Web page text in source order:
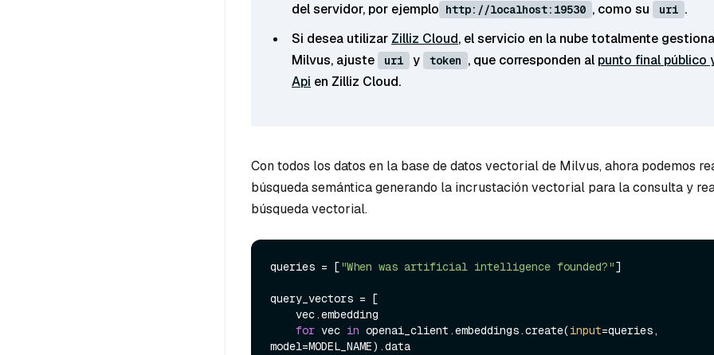
del servidor, por ejemplo http://localhost:19530 , como su uri .
Si desea utilizar Zilliz Cloud, el servicio en la nube totalmente
Milvus, ajuste
uri y token , que corresponden al punto final público
Api en Zilliz Cloud.
Con todos los datos en la base de datos vectorial de Milvus, ahora podemos
búsqueda semántica generando la incrustación vectorial para la consulta y
búsqueda vectorial.
queries = ["When was artificial intelligence founded?"]
query_vectors = [
for vec in openai_client.embeddings.create(input=queries,
model=MODEL_NAME).data